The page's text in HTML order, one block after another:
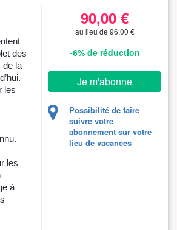
des
de la
les
les
à
90,00 €
au lieu de96,00 €
-6%de réduction
Je m'abonne
Possibilité de faire
suivre votre
abonnement sur votre
lieu de vacances